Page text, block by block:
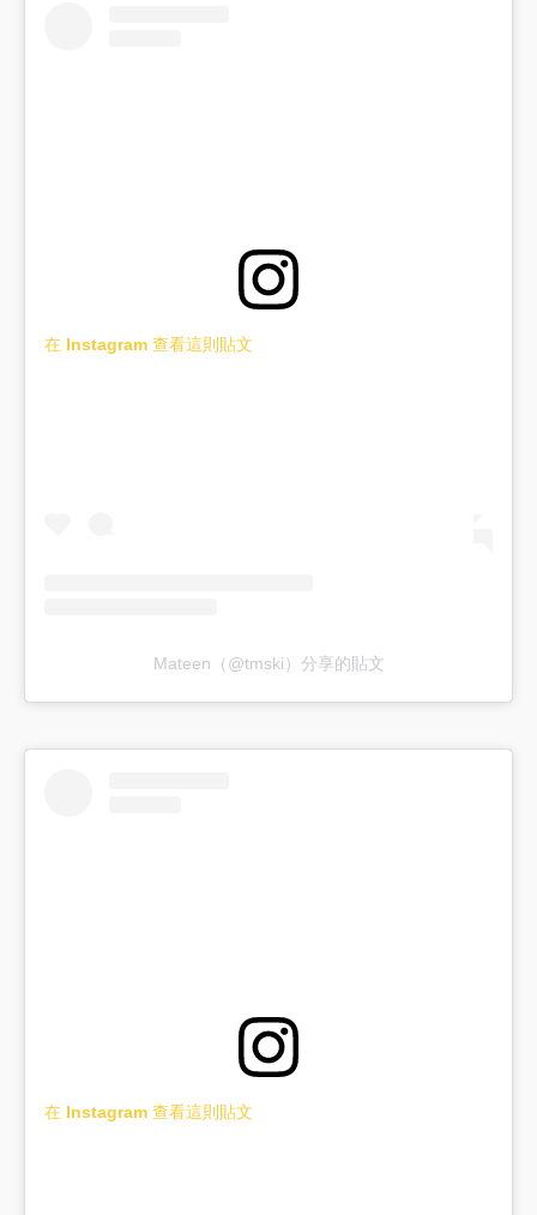
在 Instagram 查看這則貼文
Mateen（@tmski）分享的貼文
在 Instagram 查看這則貼文